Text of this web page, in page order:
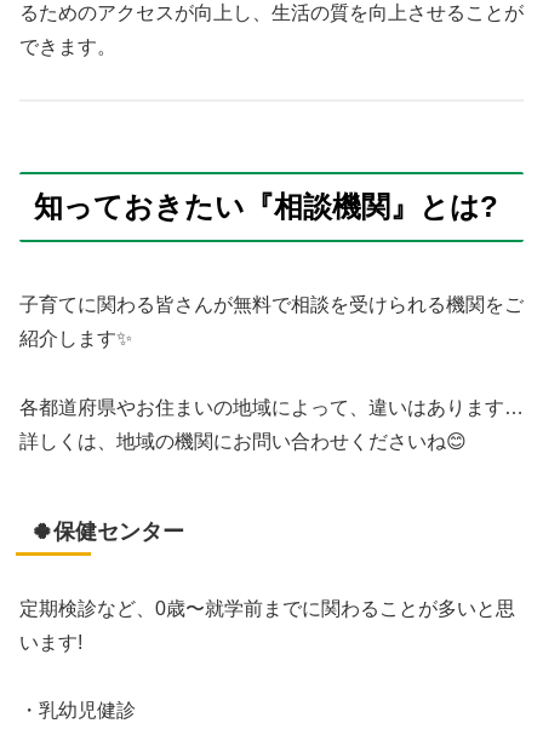
るためのアクセスが向上し、生活の質を向上させることが
できます。
知っておきたい『相談機関』とは?
子育てに関わる皆さんが無料で相談を受けられる機関をご
紹介します✨
各都道府県やお住まいの地域によって、違いはあります…
詳しくは、地域の機関にお問い合わせくださいね😊
🍀保健センター
定期検診など、0歳〜就学前までに関わることが多いと思
います!
・乳幼児健診